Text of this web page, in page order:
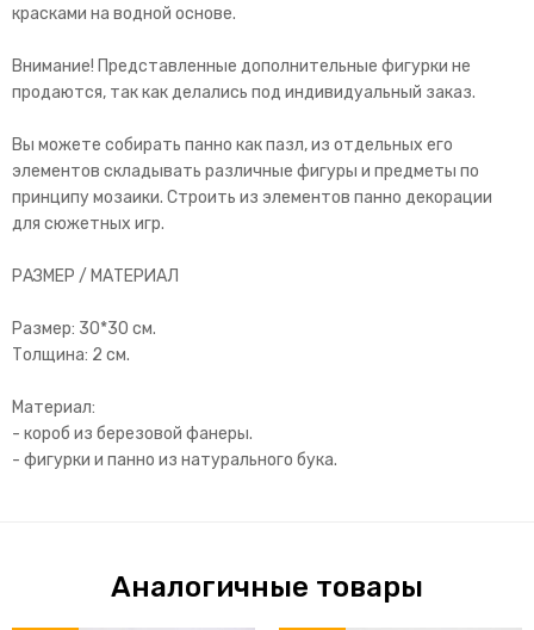
красками на водной основе.
Внимание! Представленные дополнительные фигурки не
продаются, так как делались под индивидуальный заказ.
Вы можете собирать панно как пазл, из отдельных его
элементов складывать различные фигуры и предметы по
принципу мозаики. Строить из элементов панно декорации
для сюжетных игр.
РАЗМЕР / МАТЕРИАЛ
Размер: 30*30 см.
Толщина: 2 см.
Материал:
- короб из березовой фанеры.
- фигурки и панно из натурального бука.
Аналогичные товары